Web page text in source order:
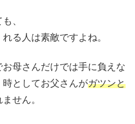
、
る人は素敵ですよね。
お母さんだけでは手に負えな
としてお父さんがガツンと
せん。